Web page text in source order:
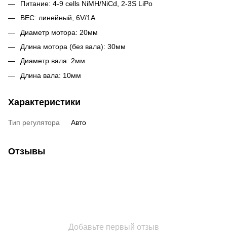
Питание: 4-9 cells NiMH/NiCd, 2-3S LiPo
BEC: линейный, 6V/1A
Диаметр мотора: 20мм
Длина мотора (без вала): 30мм
Диаметр вала: 2мм
Длина вала: 10мм
Характеристики
Тип регулятора Авто
Отзывы
Добавьте первый отзыв